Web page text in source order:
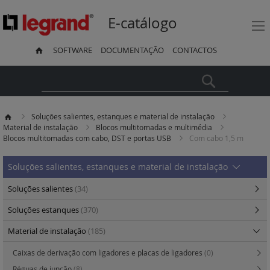
E-catálogo
SOFTWARE DOCUMENTAÇÃO CONTACTOS
Soluções salientes, estanques e material de instalação
Material de instalação
Blocos multitomadas e multimédia
Blocos multitomadas com cabo, DST e portas USB
Com cabo 1,5 m
Soluções salientes, estanques e material de instalação
Soluções salientes(34)
Soluções estanques(370)
Material de instalação (185)
Caixas de derivação com ligadores e placas de ligadores (0)